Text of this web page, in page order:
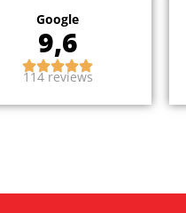
Google
9,6
114 reviews